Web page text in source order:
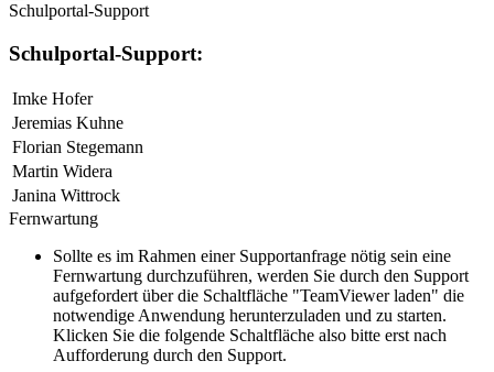
Schulportal-Support
Schulportal-Support:
Imke Hofer
Jeremias Kuhne
Florian Stegemann
Martin Widera
Janina Wittrock
Fernwartung
Sollte es im Rahmen einer Supportanfrage nötig sein eine
Fernwartung durchzuführen, werden Sie durch den Support
aufgefordert über die Schaltfläche "TeamViewer laden" die
notwendige Anwendung herunterzuladen und zu starten.
Klicken Sie die folgende Schaltfläche also bitte erst nach
Aufforderung durch den Support.